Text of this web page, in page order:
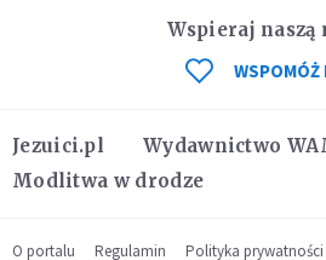
Jezuici.pl Wydawnictwo
Modlitwa w drodze
Wspieraj naszą
WSPOMÓŻ
O portalu Regulamin Polityka prywatności